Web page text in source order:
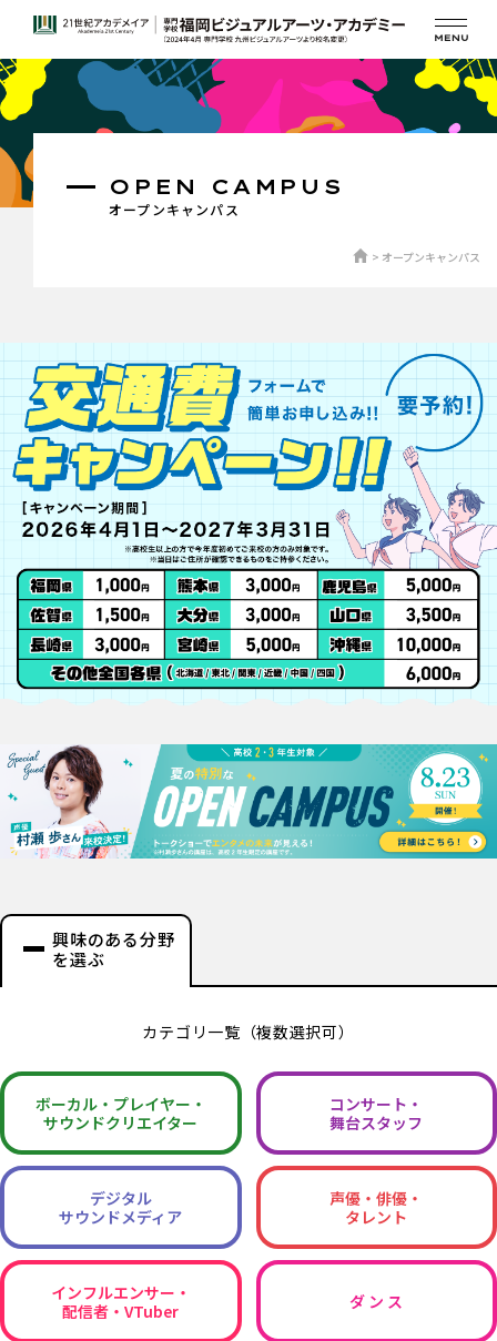
オープンキャンパス
OPEN CAMPUS
オープンキャンパス
興味のある分野
を選ぶ
カテゴリ一覧（複数選択可）
ボーカル・ プレイヤー・
サウンドクリエイター
コンサート・
舞台スタッフ
デジタル
サウンドメディア
声優・俳優・
タレント
インフルエンサー・
配信者・VTuber
ダ ン ス